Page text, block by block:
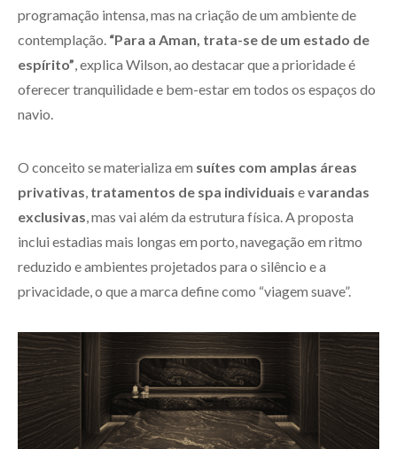
programação intensa, mas na criação de um ambiente de
contemplação. “Para a Aman, trata-se de um estado de
espírito”, explica Wilson, ao destacar que a prioridade é
oferecer tranquilidade e bem-estar em todos os espaços do
navio.
O conceito se materializa em suítes com amplas áreas
privativas, tratamentos de spa individuais evarandas
exclusivas, mas vai além da estrutura física. A proposta
inclui estadias mais longas em porto, navegação em ritmo
reduzido e ambientes projetados para o silêncio e a
privacidade, o que a marca define como “viagem suave”.